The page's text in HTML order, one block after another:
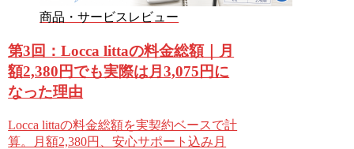
商品・サービスレビュー
第3回：Locca littaの料金総額｜月
額2,380円でも実際は月3,075円に
なった理由
Locca littaの料金総額を実契約ベースで計
算。月額2,380円、安心サポート込み月